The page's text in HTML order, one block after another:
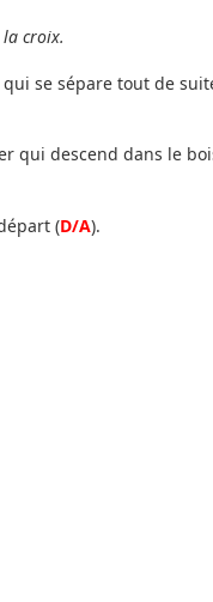
croix.
se sépare tout de
qui descend dans le
(D/A).